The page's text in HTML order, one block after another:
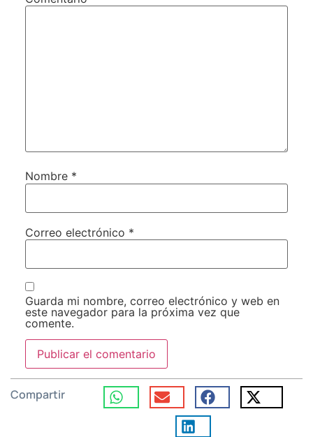
Nombre *
Correo electrónico *
Guarda mi nombre, correo electrónico y web en
este navegador para la próxima vez que
comente.
Compartir